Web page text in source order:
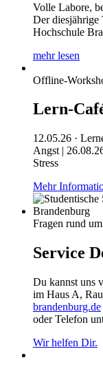
Volle Labore,
Der diesjährige
Hochschule
mehr lesen
Offline-
Lern-
12.05.26 ·
Angst |
Stress
Mehr
Fragen rund
Service
Du kannst uns
im Haus A,
brandenburg.de
oder Telefon
Wir helfen Dir.